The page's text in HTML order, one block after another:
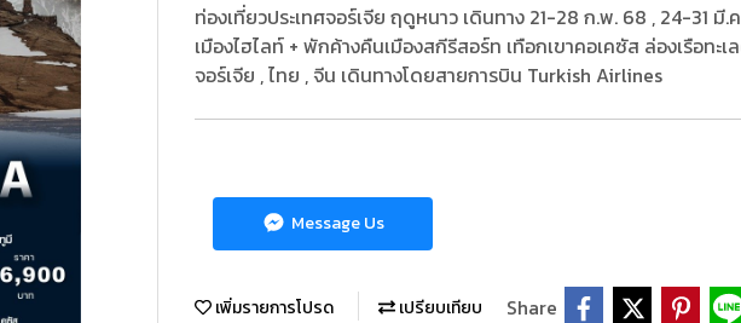
ท่องเที่ยวประเทศจอร์เจีย ฤดูหนาว เดินทาง 21-28 ก.พ. 68 , 24-31
เมืองไฮไลท์ + พักค้างคืนเมืองสกีรีสอร์ท เทือกเขาคอเคซัส ล่องเรือทะ
จอร์เจีย , ไทย , จีน เดินทางโดยสายการบิน Turkish Airlines
Message Us
เพิ่มรายการโปรด เปรียบเทียบ Share